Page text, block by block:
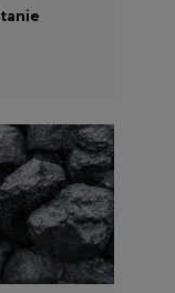
złóż
na 31